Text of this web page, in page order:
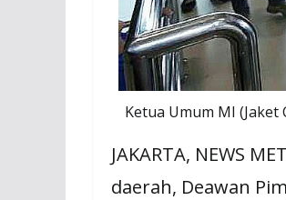
Ketua Umum MI
JAKARTA, NEWS
daerah, Deawan